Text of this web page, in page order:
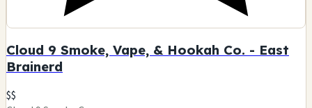
Cloud 9 Smoke, Vape, & Hookah Co. - East
Brainerd
$$